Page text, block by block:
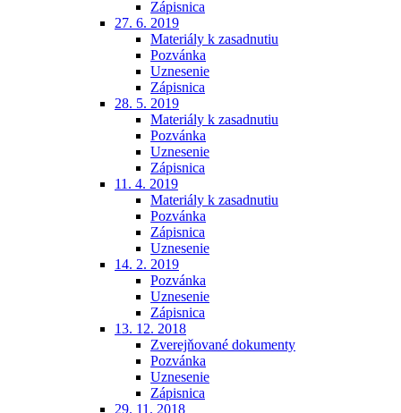
Zápisnica
27. 6. 2019
Materiály k zasadnutiu
Pozvánka
Uznesenie
Zápisnica
28. 5. 2019
Materiály k zasadnutiu
Pozvánka
Uznesenie
Zápisnica
11. 4. 2019
Materiály k zasadnutiu
Pozvánka
Zápisnica
Uznesenie
14. 2. 2019
Pozvánka
Uznesenie
Zápisnica
13. 12. 2018
Zverejňované dokumenty
Pozvánka
Uznesenie
Zápisnica
29. 11. 2018